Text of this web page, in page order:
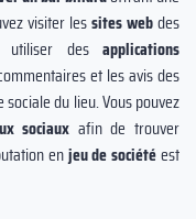
visiter lessites webdes
utiliser des applications
et les avis des
du lieu. Vous pouvez
sociaux afin de trouver
enjeu de sociétéest